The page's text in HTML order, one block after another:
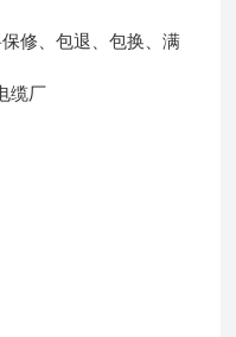
修、包退、包换、满
缆厂